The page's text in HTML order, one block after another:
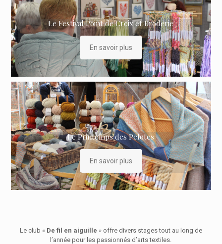
Le Festival Point de Croix et Broderie
En savoir plus
Le Printemps des Pelotes
En savoir plus
Le club « De fil en aiguille » offre divers stages tout au long de
l’année pour les passionnés d’arts textiles.